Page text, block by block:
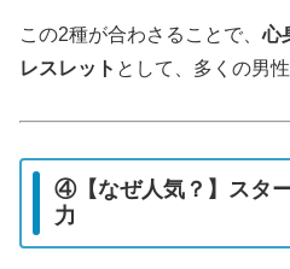
この2種が合わさることで、心
レスレット として、多くの男
④【なぜ人気？】スタ
力